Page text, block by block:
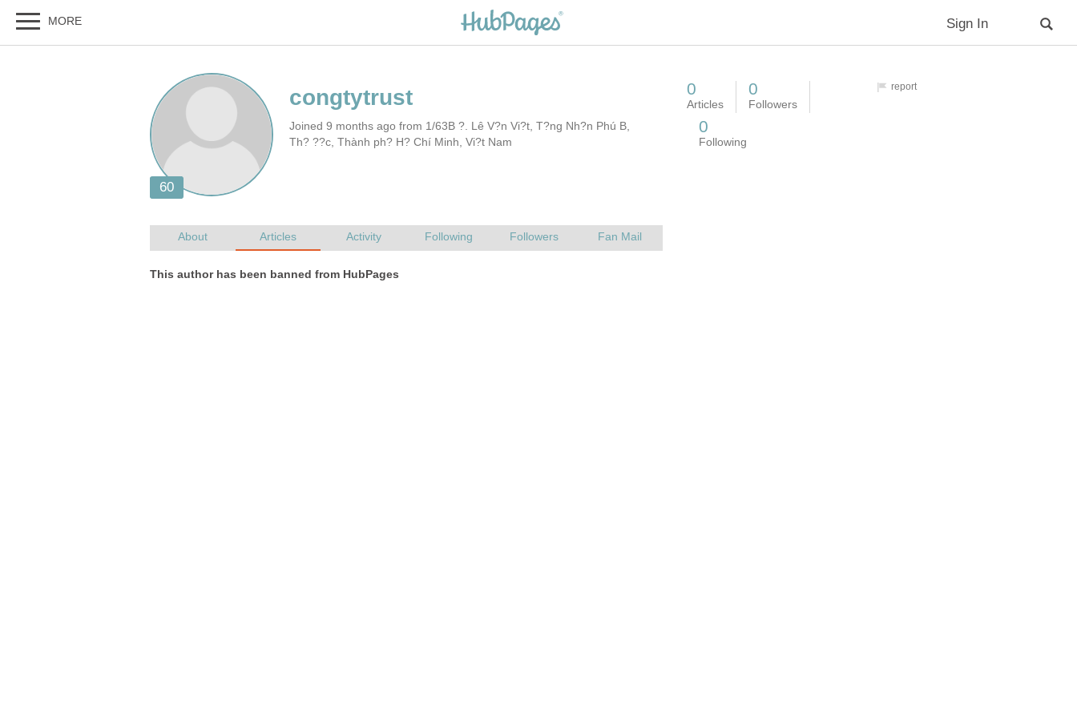
Joined 9 months ago from 1/63B ?. Lê V?n Vi?t, T?ng Nh?n Phú B,
Th? ??c, Thành ph? H? Chí Minh, Vi?t Nam